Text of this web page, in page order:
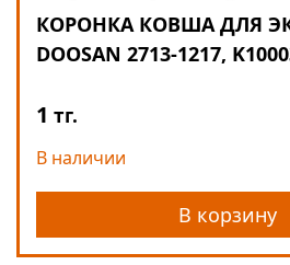
КОРОНКА КОВША ДЛЯ
DOOSAN 2713-1217,
1 тг.
В корзину
В наличии